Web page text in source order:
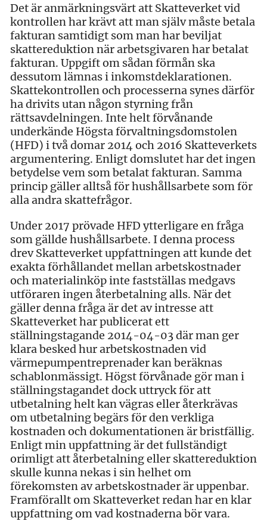
Det är anmärkningsvärt att Skatteverket vid
kontrollen har krävt att man själv måste betala
fakturan samtidigt som man har beviljat
skattereduktion när arbetsgivaren har betalat
fakturan. Uppgift om sådan förmån ska
dessutom lämnas i inkomstdeklarationen.
Skattekontrollen och processerna synes därför
ha drivits utan någon styrning från
rättsavdelningen. Inte helt förvånande
underkände Högsta förvaltningsdomstolen
(HFD) i två domar 2014 och 2016 Skatteverkets
argumentering. Enligt domslutet har det ingen
betydelse vem som betalat fakturan. Samma
princip gäller alltså för hushållsarbete som för
alla andra skattefrågor.
Under 2017 prövade HFD ytterligare en fråga
som gällde hushållsarbete. I denna process
drev Skatteverket uppfattningen att kunde det
exakta förhållandet mellan arbetskostnader
och materialinköp inte fastställas medgavs
utföraren ingen återbetalning alls. När det
gäller denna fråga är det av intresse att
Skatteverket har publicerat ett
ställningstagande 2014-04-03 där man ger
klara besked hur arbetskostnaden vid
värmepumpentreprenader kan beräknas
schablonmässigt. Högst förvånade gör man i
ställningstagandet dock uttryck för att
utbetalning helt kan vägras eller återkrävas
om utbetalning begärs för den verkliga
kostnaden och dokumentationen är bristfällig.
Enligt min uppfattning är det fullständigt
orimligt att återbetalning eller skattereduktion
skulle kunna nekas i sin helhet om
förekomsten av arbetskostnader är uppenbar.
Framförallt om Skatteverket redan har en klar
uppfattning om vad kostnaderna bör vara.